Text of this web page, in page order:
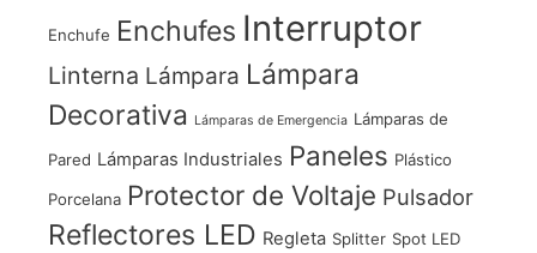
Enchufe Enchufes Interruptor
Linterna Lámpara Lámpara
Decorativa
Lámparas de Emergencia Lámparas de
Pared Lámparas Industriales Paneles Plástico
Porcelana Protector de Voltaje Pulsador
Reflectores LED Regleta Splitter Spot LED